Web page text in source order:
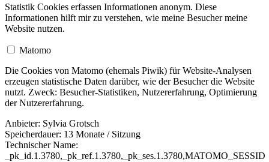
Statistik Cookies erfassen Informationen anonym. Diese
Informationen hilft mir zu verstehen, wie meine Besucher meine
Website nutzen.
Matomo
Die Cookies von Matomo (ehemals Piwik) für Website-Analysen
erzeugen statistische Daten darüber, wie der Besucher die Website
nutzt. Zweck: Besucher-Statistiken, Nutzererfahrung, Optimierung
der Nutzererfahrung.
Anbieter: Sylvia Grotsch
Speicherdauer: 13 Monate / Sitzung
Technischer Name:
_pk_id.1.3780,_pk_ref.1.3780,_pk_ses.1.3780,MATOMO_SESSID